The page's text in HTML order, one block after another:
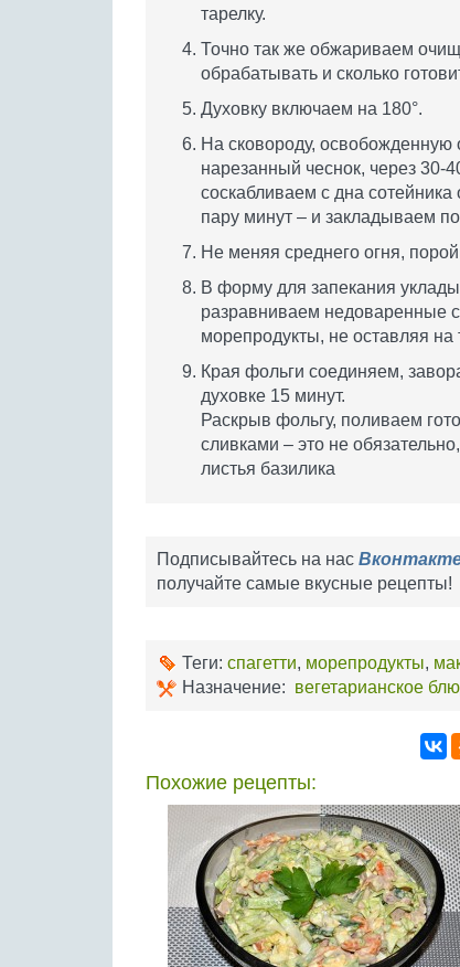
тарелку.
Точно так же обжариваем
обрабатывать и сколько
Духовку включаем на 180°.
На сковороду,
нарезанный чеснок, через
соскабливаем с дна сотейника
пару минут – и закладываем
Не меняя среднего огня,
В форму для запекания
разравниваем недоваренные
морепродукты, не оставляя на
Края фольги соединяем,
духовке 15 минут.
Раскрыв фольгу, поливаем
сливками – это не
листья базилика
Подписывайтесь на нас
получайте самые вкусные рецепты!
Теги: спагетти, морепродукты,
Назначение: вегетарианское
Похожие рецепты: